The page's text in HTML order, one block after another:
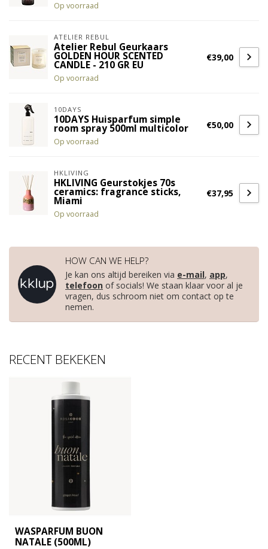
Op voorraad
ATELIER REBUL
Atelier Rebul Geurkaars
GOLDEN HOUR SCENTED
CANDLE - 210 GR EU
Op voorraad
€39,00
10DAYS
10DAYS Huisparfum simple
room spray 500ml multicolor
Op voorraad
€50,00
HKLIVING
HKLIVING Geurstokjes 70s
ceramics: fragrance sticks,
Miami
Op voorraad
€37,95
HOW CAN WE HELP?
Je kan ons altijd bereiken via e-mail, app,
telefoon of socials! We staan klaar voor al je
vragen, dus schroom niet om contact op te
nemen.
RECENT BEKEKEN
WASPARFUM BUON
NATALE (500ML)